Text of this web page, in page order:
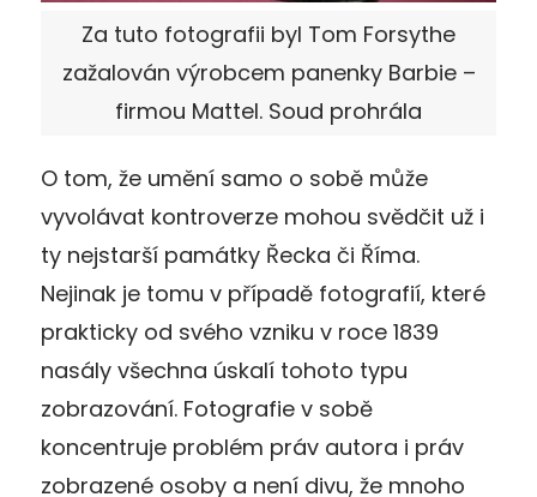
Za tuto fotografii byl Tom Forsythe
zažalován výrobcem panenky Barbie –
firmou Mattel. Soud prohrála
O tom, že umění samo o sobě může
vyvolávat kontroverze mohou svědčit už i
ty nejstarší památky Řecka či Říma.
Nejinak je tomu v případě fotografií, které
prakticky od svého vzniku v roce 1839
nasály všechna úskalí tohoto typu
zobrazování. Fotografie v sobě
koncentruje problém práv autora i práv
zobrazené osoby a není divu, že mnoho